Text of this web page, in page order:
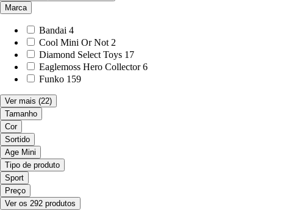
Marca
Bandai 4
Cool Mini Or Not 2
Diamond Select Toys 17
Eaglemoss Hero Collector 6
Funko 159
Ver mais (22)
Tamanho
Cor
Sortido
Age Mini
Tipo de produto
Sport
Preço
Ver os 292 produtos